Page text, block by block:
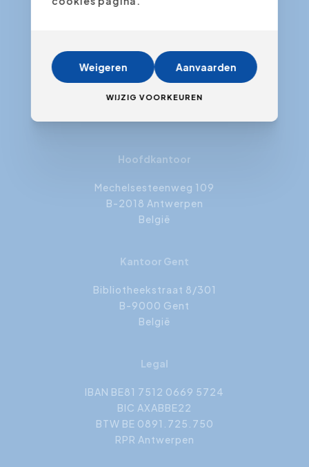
FacebookInstagramLinkedIn
Hoofdkantoor
Mechelsesteenweg 109
B-2018 Antwerpen
België
Kantoor Gent
Bibliotheekstraat 8/301
B-9000 Gent
België
Legal
IBAN BE81 7512 0669 5724
BIC AXABBE22
BTW BE 0891.725.750
RPR Antwerpen
Weigeren Aanvaarden
WIJZIG VOORKEUREN